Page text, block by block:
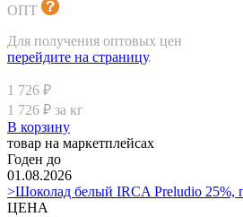
ОПТ
Для получения оптовых цен
перейдите на страницу.
1 726 ₽
1 726 ₽ за кг
В корзину
товар на маркетплейсах
Годен до
01.08.2026
>Шоколад белый IRCA Preludio 25%,
ЦЕНА